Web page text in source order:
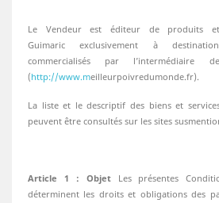
Le Vendeur est éditeur de produits
Guimaric exclusivement à
commercialisés par
(http://www.meilleurpoivredumonde.fr).
La liste et le descriptif des biens et
peuvent être consultés sur les sites
Article 1 : ObjetLes présentes
déterminent les droits et obligations des